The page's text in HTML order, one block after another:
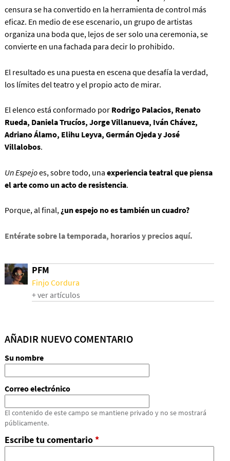
censura se ha convertido en la herramienta de control más
eficaz. En medio de ese escenario, un grupo de artistas
organiza una boda que, lejos de ser solo una ceremonia, se
convierte en una fachada para decir lo prohibido.
El resultado es una puesta en escena que desafía la verdad,
los límites del teatro y el propio acto de mirar.
El elenco está conformado por Rodrigo Palacios, Renato
Rueda, Daniela Trucíos, Jorge Villanueva, Iván Chávez,
Adriano Álamo, Elihu Leyva, Germán Ojeda y José
Villalobos.
Un Espejoes, sobre todo, una experiencia teatral que piensa
el arte como un acto de resistencia.
Porque, al final,¿un espejo no es también un cuadro?
Entérate sobre la temporada, horarios y precios aquí.
PFM
Finjo Cordura
+ ver artículos
AÑADIR NUEVO COMENTARIO
Su nombre
Correo electrónico
El contenido de este campo se mantiene privado y no se mostrará
públicamente.
Escribe tu comentario*